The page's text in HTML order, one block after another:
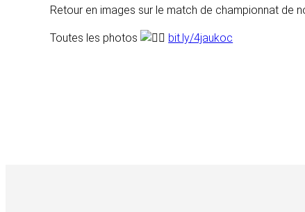
Retour en images sur le match de championnat de
Toutes les photos bit.ly/4jaukoc